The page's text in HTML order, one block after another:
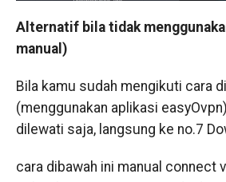
Alternatif bila tidak
manual)
Bila kamu sudah mengikuti cara
(menggunakan aplikasi
dilewati saja, langsung ke no.7
cara dibawah ini manual connect